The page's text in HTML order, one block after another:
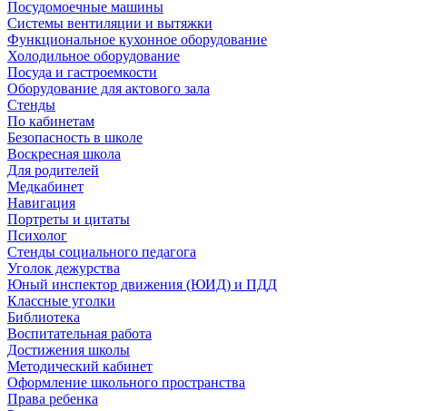
Посудомоечные машины
Системы вентиляции и вытяжки
Функциональное кухонное оборудование
Холодильное оборудование
Посуда и гастроемкости
Оборудование для актового зала
Стенды
По кабинетам
Безопасность в школе
Воскресная школа
Для родителей
Медкабинет
Навигация
Портреты и цитаты
Психолог
Стенды социального педагога
Уголок дежурства
Юный инспектор движения (ЮИД) и ПДД
Классные уголки
Библиотека
Воспитательная работа
Достижения школы
Методический кабинет
Оформление школьного пространства
Права ребенка